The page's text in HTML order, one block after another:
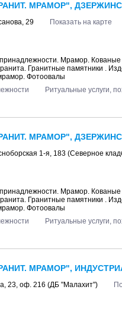
МРАМОР",
29
Показать на карте
Мрамор.
Гранитные памятники .
Фотоовалы
Ритуальные услуги,
МРАМОР",
1-я, 183 (Северное
Мрамор.
Гранитные памятники .
Фотоовалы
Ритуальные услуги,
МРАМОР",
23, оф. 216 (ДБ "Малахит")